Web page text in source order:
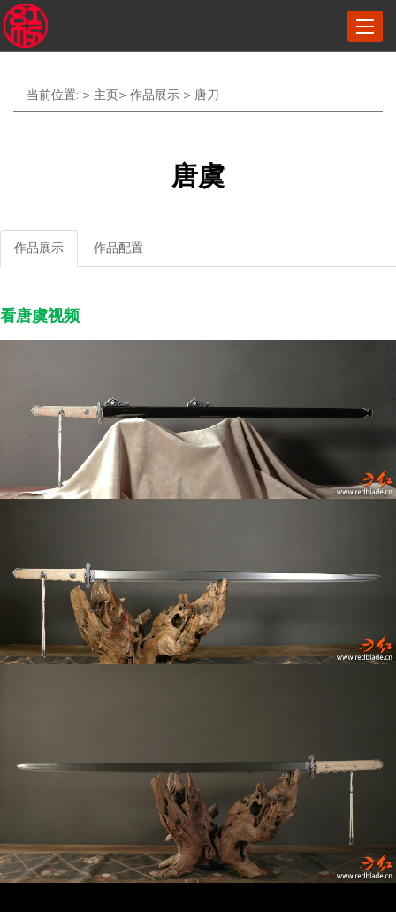
菜
单
当前位置: > 主页> 作品展示 > 唐刀
唐虞
作品展示 作品配置
看唐虞视频